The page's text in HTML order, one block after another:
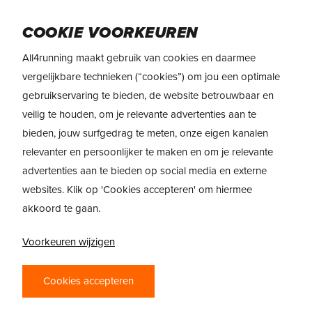
main
content
PRODUCTREVIEW
ADIDAS ULTRABOOST
COOKIE VOORKEUREN
All4running maakt gebruik van cookies en daarmee
vergelijkbare technieken (“cookies”) om jou een optimale
gebruikservaring te bieden, de website betrouwbaar en
veilig te houden, om je relevante advertenties aan te
bieden, jouw surfgedrag te meten, onze eigen kanalen
relevanter en persoonlijker te maken en om je relevante
advertenties aan te bieden op social media en externe
websites. Klik op 'Cookies accepteren' om hiermee
akkoord te gaan.
Voorkeuren wijzigen
Cookies accepteren